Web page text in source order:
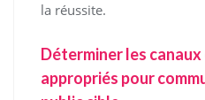
la réussite.
Déterminer les
appropriés pour